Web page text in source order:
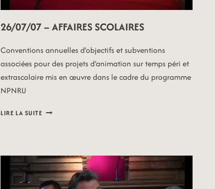
26/07/07 – AFFAIRES SCOLAIRES
Conventions annuelles d’objectifs et subventions
associées pour des projets d’animation sur temps péri et
extrascolaire mis en œuvre dans le cadre du programme
NPNRU
LIRE LA SUITE26/07/07